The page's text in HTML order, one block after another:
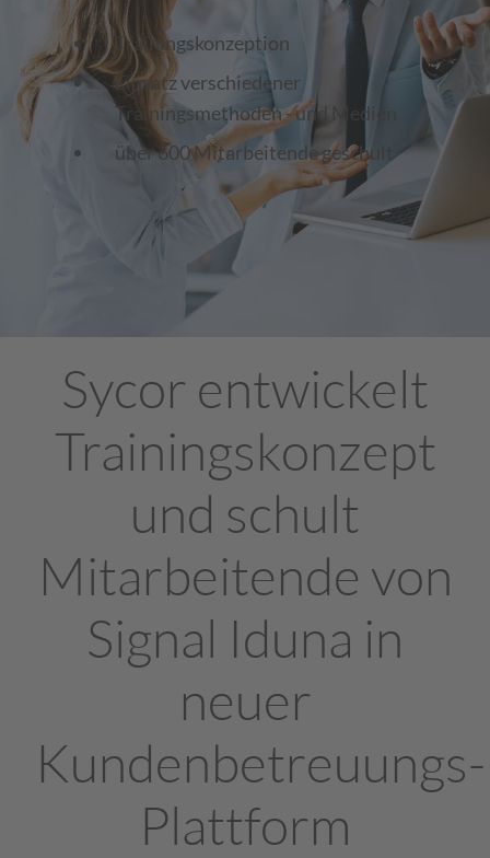
Trainingskonzeption
Einsatz verschiedener
Trainingsmethoden - und Medien
über 600 Mitarbeitende geschult
Sycor entwickelt
Trainingskonzept
und schult
Mitarbeitende von
Signal Iduna in
neuer
Kundenbetreuungs-
Plattform